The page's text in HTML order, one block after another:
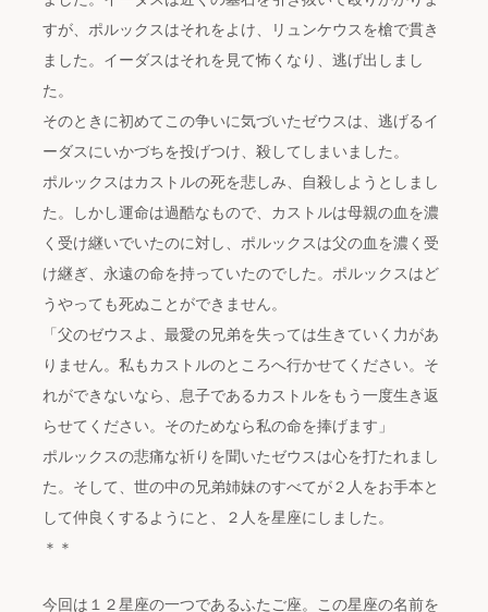
すが、ポルックスはそれをよけ、リュンケウスを槍で貫き
ました。イーダスはそれを見て怖くなり、逃げ出しまし
た。
そのときに初めてこの争いに気づいたゼウスは、逃げるイ
ーダスにいかづちを投げつけ、殺してしまいました。
ポルックスはカストルの死を悲しみ、自殺しようとしまし
た。しかし運命は過酷なもので、カストルは母親の血を濃
く受け継いでいたのに対し、ポルックスは父の血を濃く受
け継ぎ、永遠の命を持っていたのでした。ポルックスはど
うやっても死ぬことができません。
「父のゼウスよ、最愛の兄弟を失っては生きていく力があ
りません。私もカストルのところへ行かせてください。そ
れができないなら、息子であるカストルをもう一度生き返
らせてください。そのためなら私の命を捧げます」
ポルックスの悲痛な祈りを聞いたゼウスは心を打たれまし
た。そして、世の中の兄弟姉妹のすべてが２人をお手本と
して仲良くするようにと、２人を星座にしました。
＊＊
今回は１２星座の一つであるふたご座。この星座の名前を